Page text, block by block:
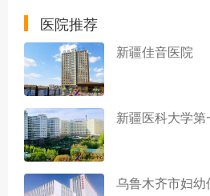
医院推荐
新疆佳音医院
新疆医科大学
乌鲁木齐市妇幼